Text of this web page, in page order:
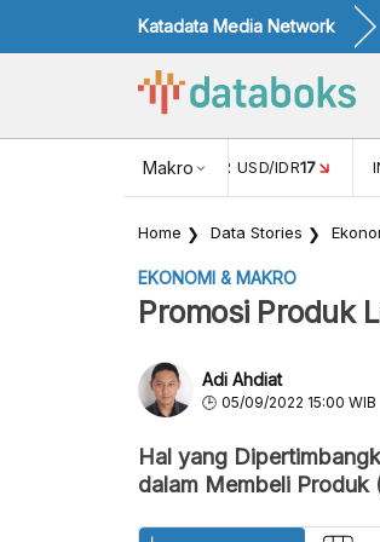
Katadata Media Network
Makro
NILAI TUKAR USD/IDR17
Home Data Stories
EKONOMI & MAKRO
Promosi Produk
Adi Ahdiat
05/09/2022 15:00 WIB
Hal yang
dalam Membeli Produk